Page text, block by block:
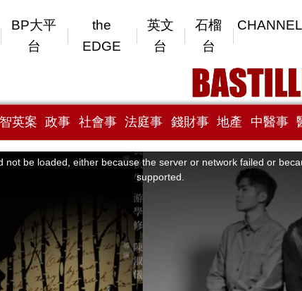
BP大平
台
the
EDGE
英文
台
石榴
台
CHANNEL
英案 政事 社會事 法庭事 錢財事 地產 中醫事
not be loaded, either because the server or network failed or
supported.